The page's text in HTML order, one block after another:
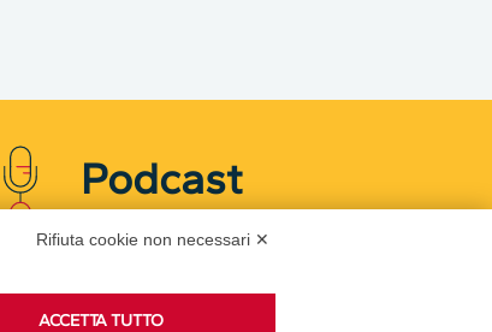
Podcast
su Spreaker.
Rifiuta cookie non necessari ✕
ACCETTA TUTTO